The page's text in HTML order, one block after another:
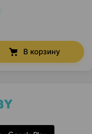
В корзину